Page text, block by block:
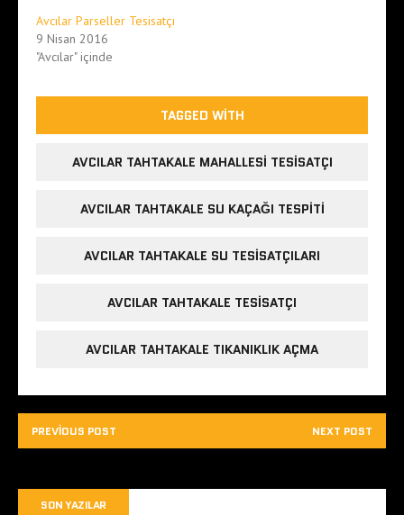
Avcılar Parseller Tesisatçı
9 Nisan 2016
"Avcılar" içinde
TAGGED WITH
AVCILAR TAHTAKALE MAHALLESI TESISATÇI
AVCILAR TAHTAKALE SU KAÇAĞI TESPITI
AVCILAR TAHTAKALE SU TESISATÇILARI
AVCILAR TAHTAKALE TESISATÇI
AVCILAR TAHTAKALE TIKANIKLIK AÇMA
PREVIOUS POST NEXT POST
SON YAZILAR